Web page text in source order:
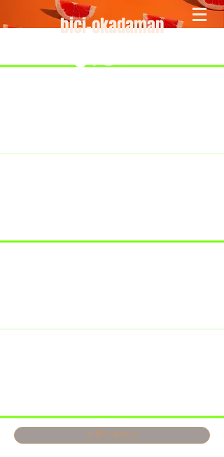
bici-okadaman
お問い合わせ